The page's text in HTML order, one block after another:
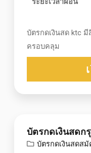
บัตรกดเงินสด ktc
ครอบคลุม
บัตรกดเงินสดก
บัตรกดเงินสดสมั